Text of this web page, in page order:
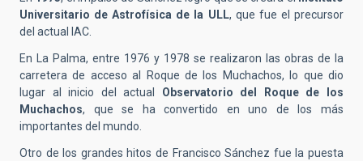
Universitario de Astrofísica de la ULL, que fue el precursor
del actual IAC.
En La Palma, entre 1976 y 1978 se realizaron las obras de la
carretera de acceso al Roque de los Muchachos, lo que dio
lugar al inicio del actual Observatorio del Roque de los
Muchachos, que se ha convertido en uno de los más
importantes del mundo.
Otro de los grandes hitos de Francisco Sánchez fue la puesta